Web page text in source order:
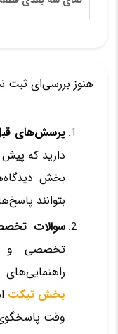
هنوز بررسی‌ای
پرسش‌های
دارید که پیش
بخش
بتوانند
سوالات
تخصصی و
بخش تیکت
وقت